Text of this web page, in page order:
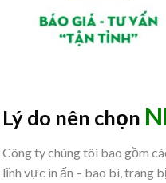
Lý do nên chọn
Công ty chúng tôi bao gồm
lĩnh vực in ấn – bao bì, trang